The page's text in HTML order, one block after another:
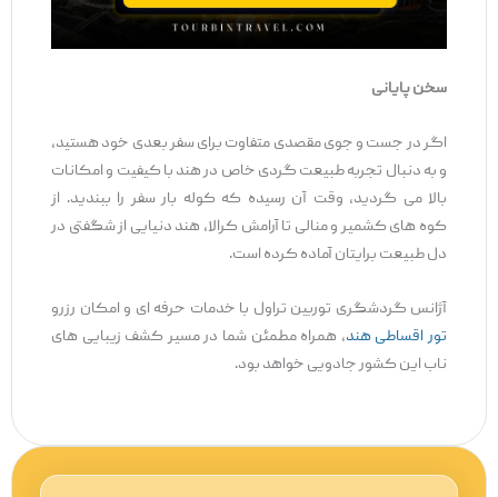
سخن پایانی
اگر در جست ‌و جوی مقصدی متفاوت برای سفر بعدی خود هستید،
و به دنبال تجربه طبیعت‌ گردی خاص در هند با کیفیت و امکانات
بالا می‌ گردید، وقت آن رسیده که کوله ‌بار سفر را ببندید. از
کوه‌ های کشمیر و منالی تا آرامش کرالا، هند دنیایی از شگفتی در
دل طبیعت برایتان آماده کرده است.
آژانس گردشگری توربین تراول با خدمات حرفه ‌ای و امکان رزرو
تور اقساطی هند، همراه مطمئن شما در مسیر کشف زیبایی ‌های
ناب این کشور جادویی خواهد بود.